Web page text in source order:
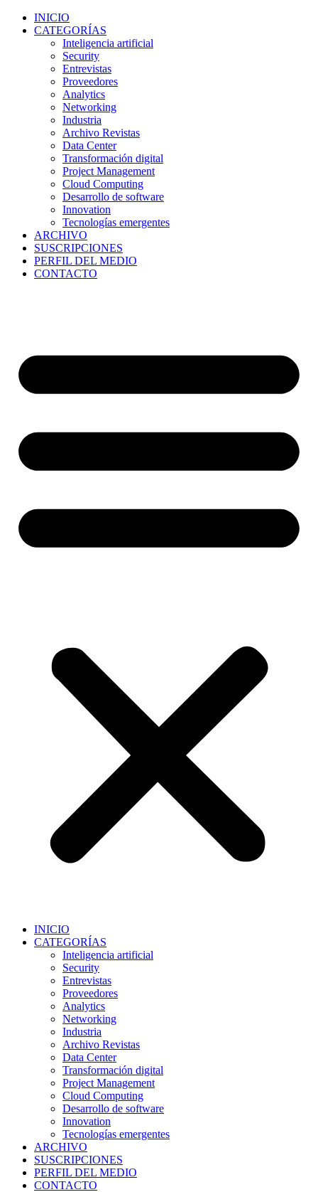
INICIO
CATEGORÍAS
Inteligencia artificial
Security
Entrevistas
Proveedores
Analytics
Networking
Industria
Archivo Revistas
Data Center
Transformación digital
Project Management
Cloud Computing
Desarrollo de software
Innovation
Tecnologías emergentes
ARCHIVO
SUSCRIPCIONES
PERFIL DEL MEDIO
CONTACTO
INICIO
CATEGORÍAS
Inteligencia artificial
Security
Entrevistas
Proveedores
Analytics
Networking
Industria
Archivo Revistas
Data Center
Transformación digital
Project Management
Cloud Computing
Desarrollo de software
Innovation
Tecnologías emergentes
ARCHIVO
SUSCRIPCIONES
PERFIL DEL MEDIO
CONTACTO